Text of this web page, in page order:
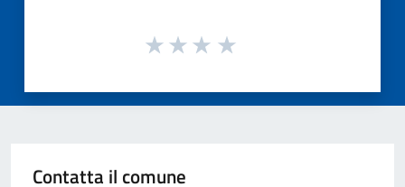
Contatta il comune